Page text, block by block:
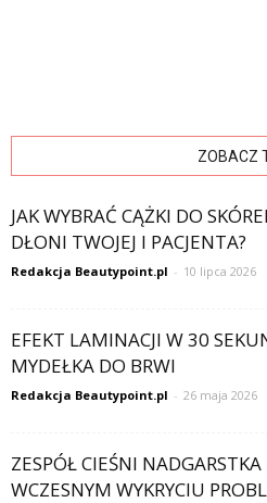
ZOBACZ
JAK WYBRAĆ CĄŻKI DO
DŁONI TWOJEJ I PACJENTA?
Redakcja Beautypoint.pl - 10 lipca 2026
EFEKT LAMINACJI W 30
MYDEŁKA DO BRWI
Redakcja Beautypoint.pl - 26 maja 2026
ZESPÓŁ CIEŚNI
WCZESNYM WYKRYCIU